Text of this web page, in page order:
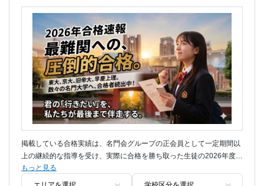
掲載している合格実績は、名門会グループの正会員として一定期間以
上の継続的な指導を受け、実際に合格を勝ち取った生徒の2026年度入
試における総数です。模試会員や短期講習生は一切含みません。
【注】これら全国の難関校合格者を数多く輩出してきたトッププロ教
もっと見る